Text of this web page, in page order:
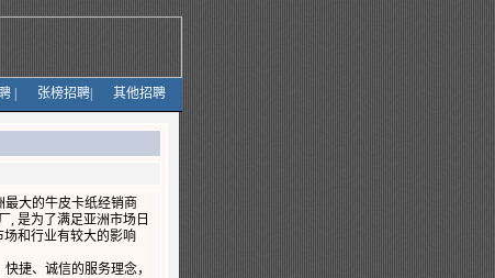
张榜招聘 其他招聘
最大的牛皮卡纸经销商
, 是为了满足亚洲市场日
和行业有较大的影响
捷、诚信的服务理念，